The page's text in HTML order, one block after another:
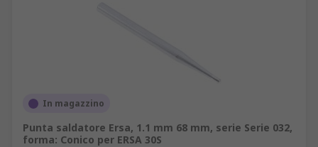
In magazzino
Punta saldatore Ersa, 1.1 mm 68 mm, serie Serie 032,
forma: Conico per ERSA 30S